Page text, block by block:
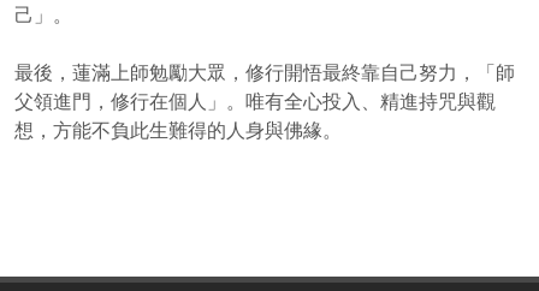
己」。
最後，蓮滿上師勉勵大眾，修行開悟最終靠自己努力，「師
父領進門，修行在個人」。唯有全心投入、精進持咒與觀
想，方能不負此生難得的人身與佛緣。